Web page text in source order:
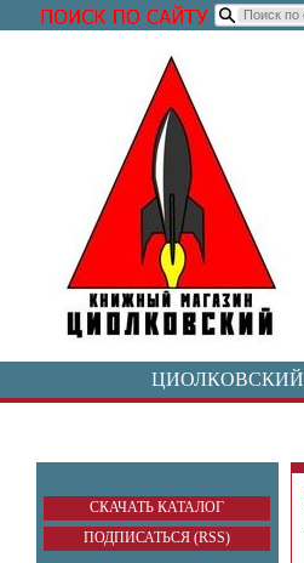
ЦИОЛКОВСКИЙ
СКАЧАТЬ КАТАЛОГ
ПОДПИСАТЬСЯ (RSS)